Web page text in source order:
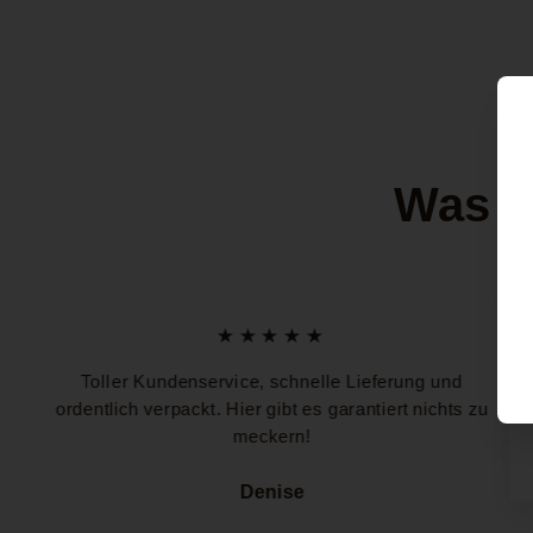
Was
★★★★★
Toller Kundenservice, schnelle Lieferung und
ordentlich verpackt. Hier gibt es garantiert nichts zu
meckern!
Denise